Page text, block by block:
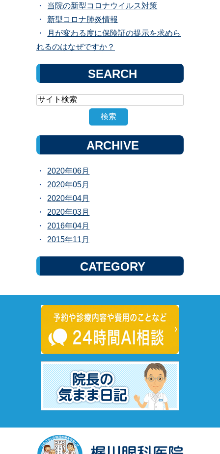
当院の新型コロナウイルス対策
新型コロナ肺炎情報
月が変わる度に保険証の提示を求めら
れるのはなぜですか？
SEARCH
ARCHIVE
2020年06月
2020年05月
2020年04月
2020年03月
2016年04月
2015年11月
CATEGORY